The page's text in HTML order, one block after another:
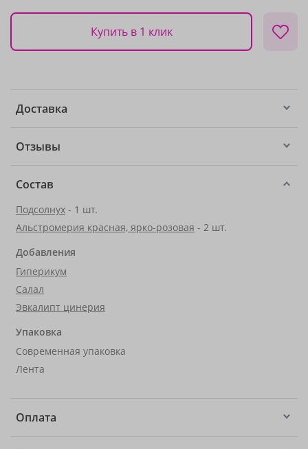
Купить в 1 клик
Доставка
Отзывы
Состав
Подсолнух - 1 шт.
Альстромерия красная, ярко-розовая - 2 шт.
Добавления
Гиперикум
Салал
Эвкалипт цинерия
Упаковка
Современная упаковка
Лента
Оплата